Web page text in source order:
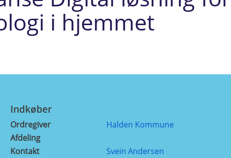
i hjemmet
Indkøber
Ordregiver
Halden Kommune
Afdeling
Kontakt
Svein Andersen